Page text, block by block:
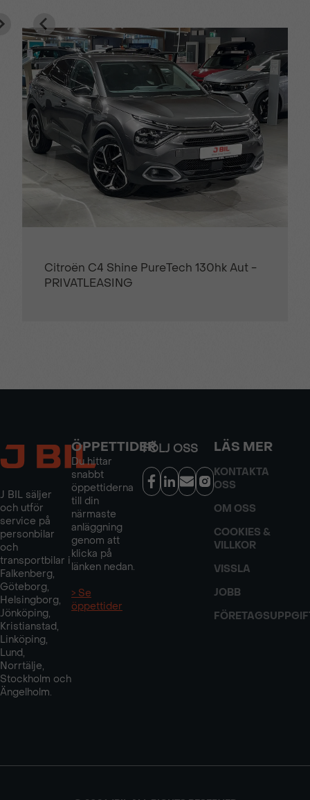
Citroën C4 Shine PureTech 130hk Aut -
PRIVATLEASING
J BIL säljer
och utför
service på
personbilar
och
transportbilar i
Falkenberg,
Göteborg,
Helsingborg,
Jönköping,
Kristianstad,
Linköping,
Lund,
Norrtälje,
Stockholm och
Ängelholm.
ÖPPETTIDER
Du hittar
snabbt
öppettiderna
till din
närmaste
anläggning
genom att
klicka på
länken nedan.
> Se
öppettider
FÖLJ OSS LÄS MER
KONTAKTA
OSS
OM OSS
COOKIES &
VILLKOR
VISSLA
JOBB